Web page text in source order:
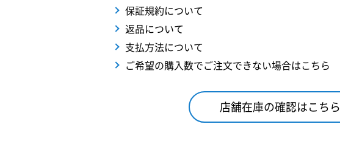
保証規約について
返品について
支払方法について
ご希望の購入数でご注文できない場合はこちら
店舗在庫の確認はこちら